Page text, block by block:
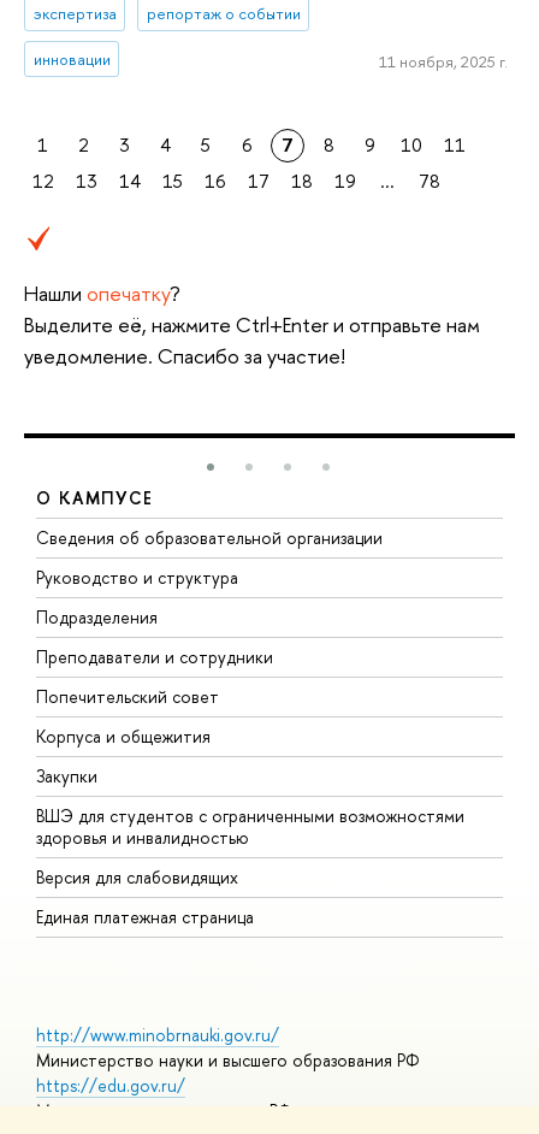
экспертиза репортаж о событии
инновации 11 ноября, 2025 г.
1 2 3 4 5 6 7 8 9 10
11
12
13 14 15 16 17 18 19 ... 78
Нашли опечатку?
Выделите её, нажмите Ctrl+Enter и отправьте нам
уведомление. Спасибо за участие!
О КАМПУСЕ
Сведения об образовательной организации
Руководство и структура
Подразделения
Преподаватели и сотрудники
Попечительский совет
Корпуса и общежития
Закупки
ВШЭ для студентов с ограниченными возможностями
здоровья и инвалидностью
Версия для слабовидящих
Единая платежная страница
http://www.minobrnauki.gov.ru/
Министерство науки и высшего образования РФ
https://edu.gov.ru/
Министерство просвещения РФ